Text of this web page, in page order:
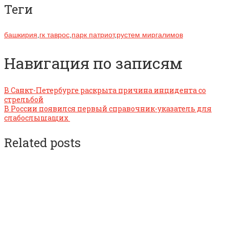
Теги
башкирия гк таврос парк патриот,рустем миргалимов
Навигация по записям
В Санкт-Петербурге раскрыта причина инцидента со
стрельбой
В России появился первый справочник-указатель для
слабослышащих
Related posts